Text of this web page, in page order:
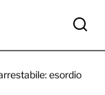
556
esordio